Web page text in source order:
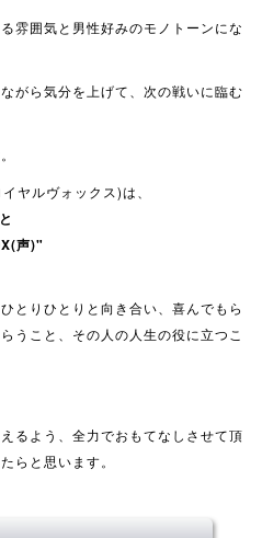
雰囲気と男性好みのモノトーンにな
がら気分を上げて、次の戦いに臨む
ヤルヴォックス)は、
声)"
とりひとりと向き合い、喜んでもら
うこと、その人の人生の役に立つこ
るよう、全力でおもてなしさせて頂
らと思います。